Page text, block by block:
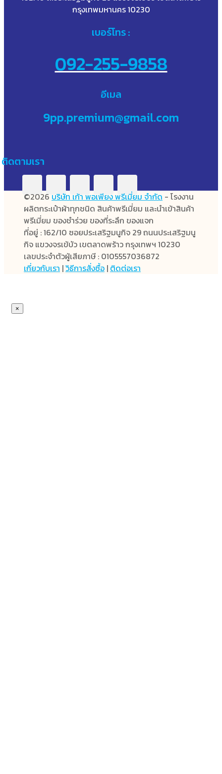
กรุงเทพมหานคร 10230
เบอร์โทร :
092-255-9858
อีเมล
9pp.premium@gmail.com
ติดตามเรา
©2026 บริษัท เก้า พอเพียง พรีเมี่ยม จำกัด - โรงงาน
ผลิตกระเป๋าผ้าทุกชนิด สินค้าพรีเมี่ยม และนำเข้าสินค้า
พรีเมี่ยม ของชำร่วย ของที่ระลึก ของแจก
ที่อยู่ : 162/10 ซอยประเสริฐมนูกิจ 29 ถนนประเสริฐมนู
กิจ แขวงจรเข้บัว เขตลาดพร้าว กรุงเทพฯ 10230
เลขประจำตัวผู้เสียภาษี : 0105557036872
เกี่ยวกับเรา |วิธีการสั่งซื้อ | ติดต่อเรา
×